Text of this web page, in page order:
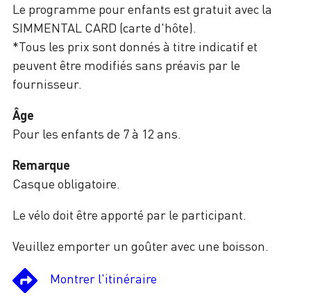
Le programme pour enfants est gratuit avec la
SIMMENTAL CARD (carte d'hôte).
*Tous les prix sont donnés à titre indicatif et
peuvent être modifiés sans préavis par le
fournisseur.
Âge
Pour les enfants de 7 à 12 ans.
Remarque
Casque obligatoire.
Le vélo doit être apporté par le participant.
Veuillez emporter un goûter avec une boisson.
Montrer l'itinéraire